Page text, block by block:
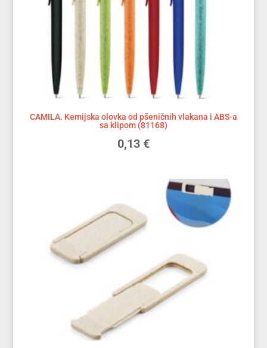
CAMILA. Kemijska olovka od pšeničnih vlakana i ABS-a
sa klipom (81168)
0,13 €